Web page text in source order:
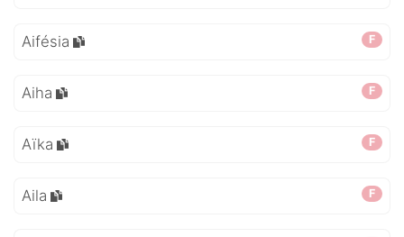
F
Aifésia
F
Aiha
F
Aïka
F
Aila